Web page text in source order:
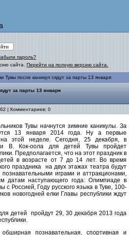
пароль?
сайта. Перейти на полную версию сайта.
Тувы после каникул сядут за парты 13 января
за парты 13 января
| Комментариев: 0
Тувы начнутся зимние каникулы. За
13 января 2014 года. Ну а первые
этой неделе. Сегодня, 25 декабря, в
В. Кок-оола для детей Тувы пройдет
Предполагается, что на этот праздник в
в возрасте от 7 до 14 лет. Во время
праздника на двух этажах театра будут
играми и аттракционами,
датам наступающего года: Олимпиаде в
Россией, Году русского языка в Туве, 100-
новогодней елки Главы республики ждут
детей пройдут 29, 30 декабря 2013 года
познавательная, спортивная и